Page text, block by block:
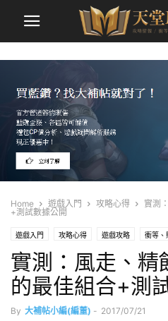
Home 遊戲入門 攻略心得
實測
+測試數據公開
遊戲入門 攻略心得 遊戲攻略 衝等、
實測：風走、精
的最佳組合+測
By 大補帖小編(編董) - 2017/07/21